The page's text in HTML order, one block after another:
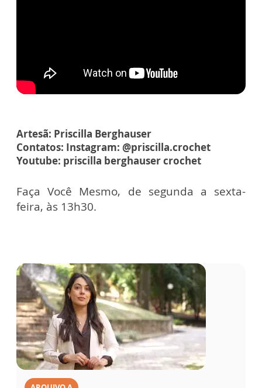
Artesã: Priscilla Berghauser
Contatos: Instagram: @priscilla.crochet
Youtube: priscilla berghauser crochet
Faça Você Mesmo, de segunda a sexta-
feira, às 13h30.